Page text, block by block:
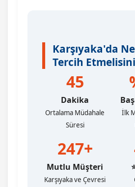
Karşıyaka'da
Tercih
45
Dakika
Ortalama Müdahale
Süresi
İlk
247+
Mutlu Müşteri
Karşıyaka ve Çevresi